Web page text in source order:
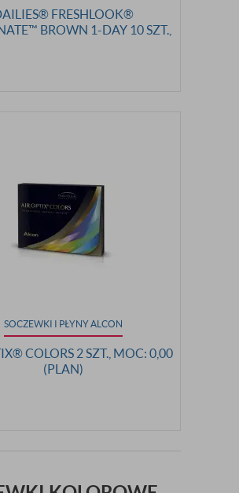
FRESHLOOK®
BROWN 1-DAY 10 SZT.,
SOCZEWKI I PŁYNY ALCON
COLORS 2 SZT., MOC: 0,00
(PLAN)